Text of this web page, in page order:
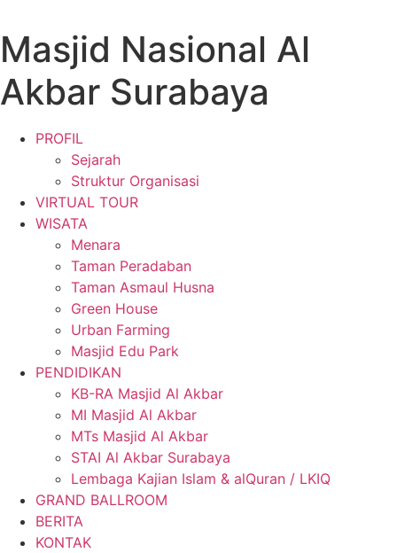
Masjid Nasional Al
Akbar Surabaya
PROFIL
Sejarah
Struktur Organisasi
VIRTUAL TOUR
WISATA
Menara
Taman Peradaban
Taman Asmaul Husna
Green House
Urban Farming
Masjid Edu Park
PENDIDIKAN
KB-RA Masjid Al Akbar
MI Masjid Al Akbar
MTs Masjid Al Akbar
STAI Al Akbar Surabaya
Lembaga Kajian Islam & alQuran / LKIQ
GRAND BALLROOM
BERITA
KONTAK